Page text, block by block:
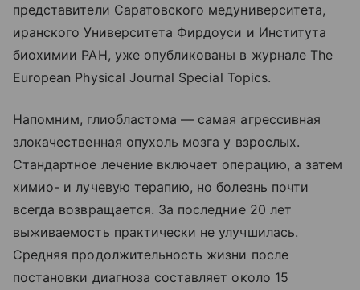
представители Саратовского медуниверситета,
иранского Университета Фирдоуси и Института
биохимии РАН, уже опубликованы в журнале The
European Physical Journal Special Topics.
Напомним, глиобластома — самая агрессивная
злокачественная опухоль мозга у взрослых.
Стандартное лечение включает операцию, а затем
химио- и лучевую терапию, но болезнь почти
всегда возвращается. За последние 20 лет
выживаемость практически не улучшилась.
Средняя продолжительность жизни после
постановки диагноза составляет около 15